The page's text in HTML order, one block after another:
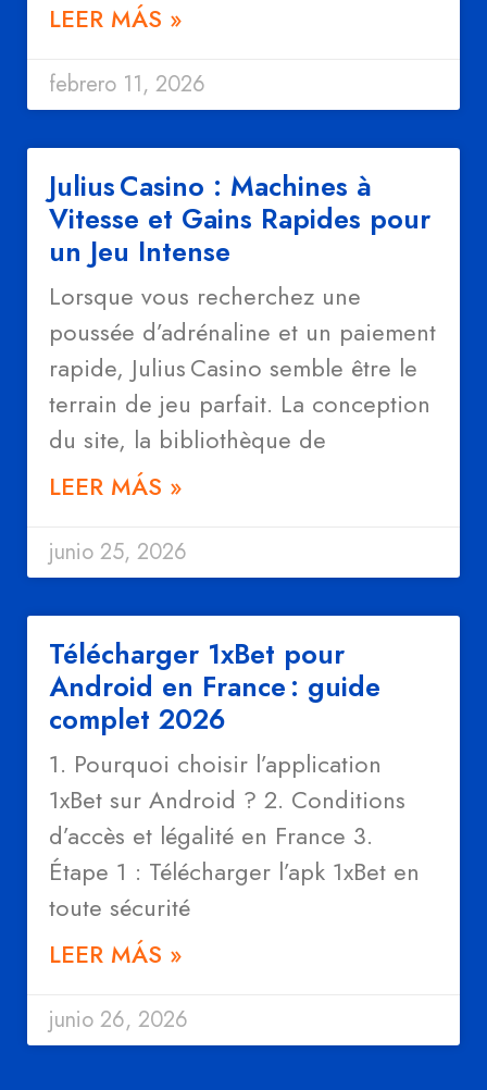
LEER MÁS »
febrero 11, 2026
Julius Casino : Machines à
Vitesse et Gains Rapides pour
un Jeu Intense
Lorsque vous recherchez une
poussée d’adrénaline et un paiement
rapide, Julius Casino semble être le
terrain de jeu parfait. La conception
du site, la bibliothèque de
LEER MÁS »
junio 25, 2026
Télécharger 1xBet pour
Android en France : guide
complet 2026
1. Pourquoi choisir l’application
1xBet sur Android ? 2. Conditions
d’accès et légalité en France 3.
Étape 1 : Télécharger l’apk 1xBet en
toute sécurité
LEER MÁS »
junio 26, 2026